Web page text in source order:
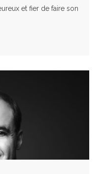
et fier de faire son